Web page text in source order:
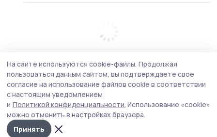
На сайте используются cookie-файлы. Продолжая
пользоваться данным сайтом, вы подтверждаете свое
согласие на использование файлов cookie в соответствии
с настоящим уведомлением
и Политикой конфиденциальности. Использование «cookie»
можно отменить в настройках браузера.
Принять